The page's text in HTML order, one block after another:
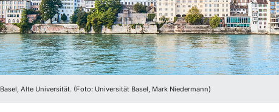
Basel, Alte Universität. (Foto: Universität Basel, Mark Niedermann)